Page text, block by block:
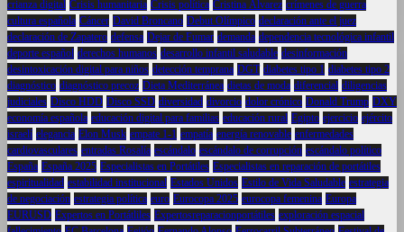
crianza digital Crisis humanitaria Crisis política Cristina Álvarez crímenes de guerra
cultura española Cáncer David Broncano Debut Olímpico declaración ante el juez
declaración de Zapatero defensa Dejar de Fumar demanda dependencia tecnológica infantil
deporte español derechos humanos desarrollo infantil saludable desinformación
desintoxicación digital para niños detección temprana DGT diabetes tipo 1 diabetes tipo 2
diagnóstico diagnóstico precoz Dieta Mediterránea dietas de moda diferencial diligencias
judiciales Disco HDD Disco SSD diversidad divorcio dolor crónico Donald Trump DXY
economía española educación digital para familias educación rural Egipto ejercicio ejército
israelí elegancia Elon Musk empate 1-1 empatía energía renovable enfermedades
cardiovasculares entradas Rosalía escándalo escándalo de corrupción escándalo político
España España 2025 Especialistas en Portátiles Especialistas en reparación de portátiles
espiritualidad estabilidad institucional Estados Unidos Estilo de Vida Saludable estrategia
de negociación estrategia política euro Eurocopa 2025 eurocopa femenina Europa
EURUSD Expertos en Portátliles Expertosreparacionportátiles exploración espacial